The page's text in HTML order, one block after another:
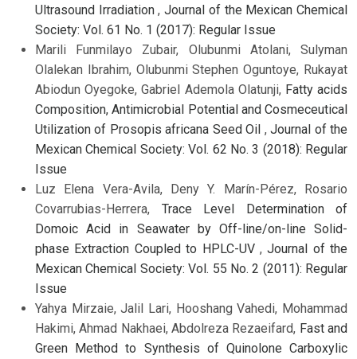
Ultrasound Irradiation,Journal of the Mexican Chemical
Society: Vol. 61 No. 1 (2017): Regular Issue
Marili Funmilayo Zubair, Olubunmi Atolani, Sulyman
Olalekan Ibrahim, Olubunmi Stephen Oguntoye, Rukayat
Abiodun Oyegoke, Gabriel Ademola Olatunji, Fatty acids
Composition, Antimicrobial Potential and Cosmeceutical
Utilization of Prosopis africana Seed Oil ,Journal of the
Mexican Chemical Society: Vol. 62 No. 3 (2018): Regular
Issue
Luz Elena Vera-Avila, Deny Y. Marín-Pérez, Rosario
Covarrubias-Herrera, Trace Level Determination of
Domoic Acid in Seawater by Off-line/on-line Solid-
phase Extraction Coupled to HPLC-UV ,Journal of the
Mexican Chemical Society: Vol. 55 No. 2 (2011): Regular
Issue
Yahya Mirzaie, Jalil Lari, Hooshang Vahedi, Mohammad
Hakimi, Ahmad Nakhaei, Abdolreza Rezaeifard, Fast and
Green Method to Synthesis of Quinolone Carboxylic